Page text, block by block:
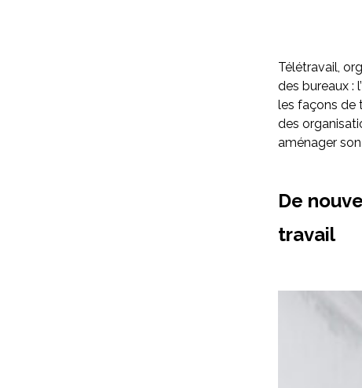
Télétravail,
des bureaux : l’
les façons de
des
aménager
De
travail